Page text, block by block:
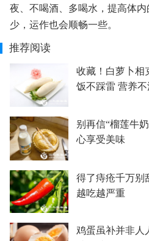
夜、不喝酒、多喝水，提高体
少，运作也会顺畅一些。
推荐阅读
收藏！白萝卜相
饭不踩雷 营养
别再信“榴莲牛
心享受美味
得了痔疮千万别
越吃越严重
鸡蛋虽补并非人